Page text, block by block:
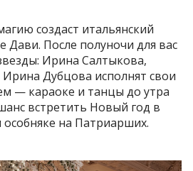
создаст итальянский
После полуночи для вас
Ирина Салтыкова,
Дубцова исполнят свои
— караоке и танцы до утра
встретить Новый год в
на Патриарших.